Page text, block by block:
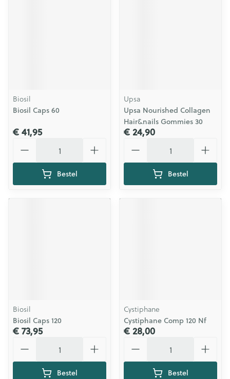
Biosil
Biosil Caps 60
€ 41,95
Bestel
Upsa
Upsa Nourished Collagen
Hair&nails Gommies 30
€ 24,90
Bestel
Biosil
Biosil Caps 120
€ 73,95
Bestel
Cystiphane
Cystiphane Comp 120 Nf
€ 28,00
Bestel